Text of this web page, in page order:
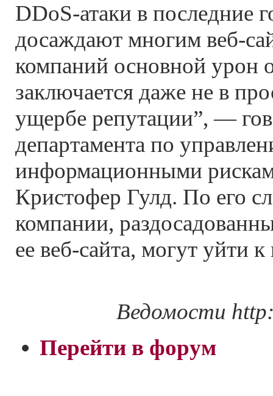
DDoS-атаки в последние
досаждают многим веб-
компаний основной урон
заключается даже не в
ущербе репутации”, —
департамента по
информационными
Кристофер Гулд. По его
компании,
ее веб-сайта, могут уйти
Ведомости
Перейти в форум